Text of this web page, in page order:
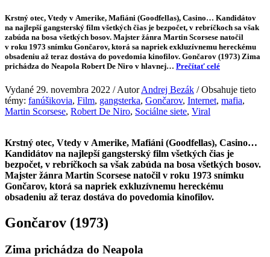
Krstný otec, Vtedy v Amerike, Mafiáni (Goodfellas), Casino… Kandidátov
na najlepší gangsterský film všetkých čias je bezpočet, v rebríčkoch sa však
zabúda na bosa všetkých bosov. Majster žánra Martin Scorsese natočil
v roku 1973 snímku Gončarov, ktorá sa napriek exkluzívnemu hereckému
obsadeniu až teraz dostáva do povedomia kinofilov. Gončarov (1973) Zima
prichádza do Neapola Robert De Niro v hlavnej… Prečítať celé
Vydané 29. novembra 2022 / AutorAndrej Bezák / Obsahuje tieto
témy: fanúšikovia, Film, gangsterka, Gončarov, Internet, mafia,
Martin Scorsese, Robert De Niro, Sociálne siete, Viral
Krstný otec, Vtedy v Amerike, Mafiáni (Goodfellas), Casino…
Kandidátov na najlepší gangsterský film všetkých čias je
bezpočet, v rebríčkoch sa však zabúda na bosa všetkých bosov.
Majster žánra Martin Scorsese natočil v roku 1973 snímku
Gončarov, ktorá sa napriek exkluzívnemu hereckému
obsadeniu až teraz dostáva do povedomia kinofilov.
Gončarov (1973)
Zima prichádza do Neapola